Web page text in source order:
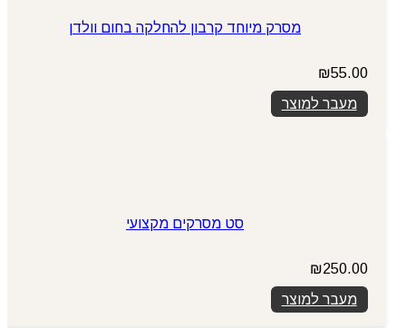
מסרק מיוחד קרבון להחלקה בחום וולדן
₪55.00
מעבר למוצר
סט מסרקים מקצועי
₪250.00
מעבר למוצר